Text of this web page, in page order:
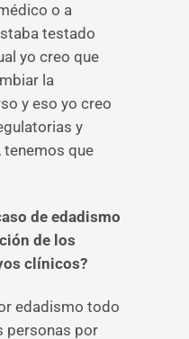
o a
testado
yo creo que
la
y eso yo creo
y
que
de edadismo
de los
clínicos?
edadismo todo
personas por